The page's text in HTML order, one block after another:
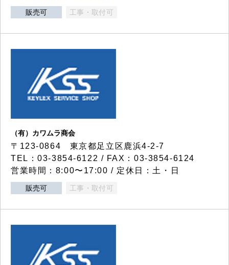
販売可 工事・取付可
（有）カワムラ商会
〒123-0864 東京都足立区鹿浜4-2-7
TEL：03-3854-6122 / FAX：03-3854-6124
営業時間：8:00〜17:00 / 定休日：土・日
販売可 工事・取付可